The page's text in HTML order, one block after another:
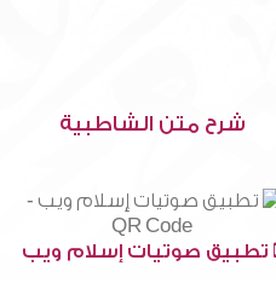
شرح متن الشاطبية
تطبيق صوتيات إسلام ويب